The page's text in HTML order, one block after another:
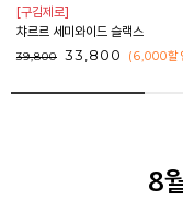
[구김제로]
챠르르 세미와이드 슬랙스
39,800 33,800 (6,000할
8